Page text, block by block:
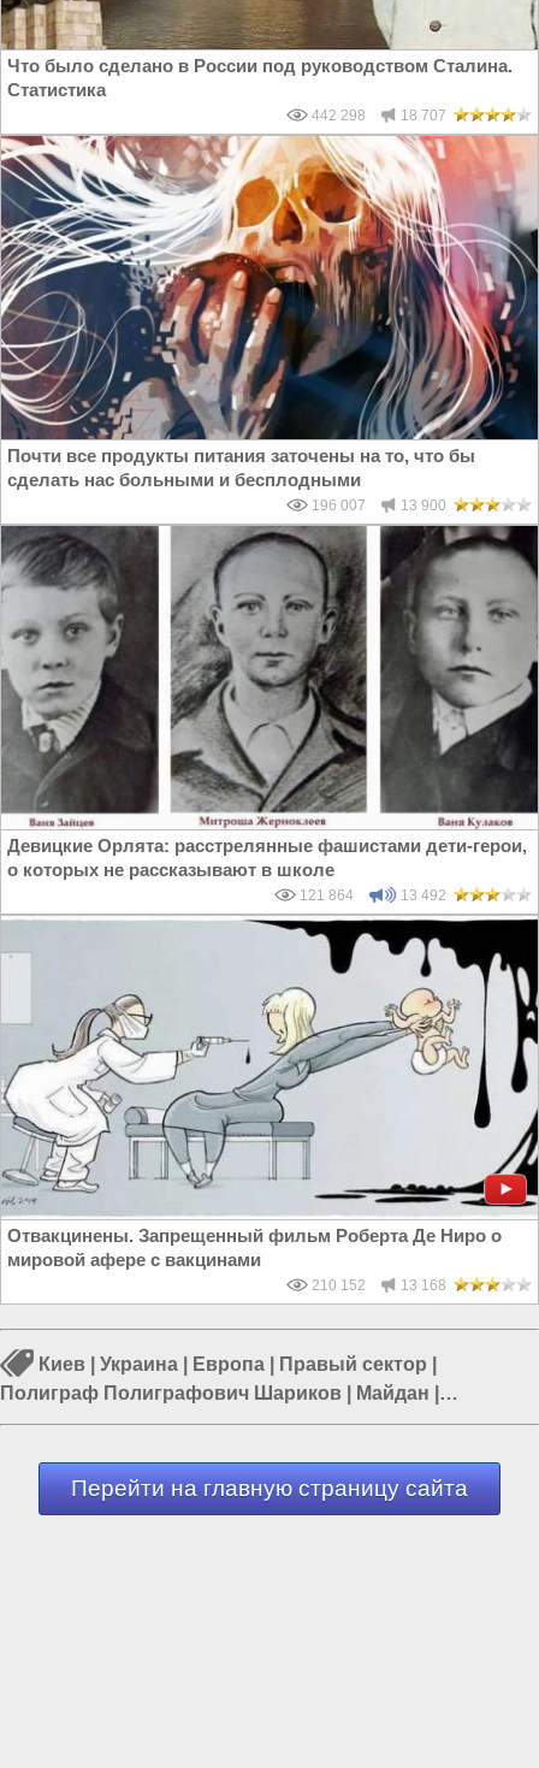
Что было сделано в России под руководством Сталина.
Статистика
442 298 18 707
Почти все продукты питания заточены на то, что бы
сделать нас больными и бесплодными
196 007 13 900
Девицкие Орлята: расстрелянные фашистами дети-герои,
о которых не рассказывают в школе
121 864 13 492
Отвакцинены. Запрещенный фильм Роберта Де Ниро о
мировой афере с вакцинами
210 152 13 168
Киев Украина Европа Правый сектор
Полиграф Полиграфович Шариков
Майдан
Революция
Перейти на главную страницу сайта